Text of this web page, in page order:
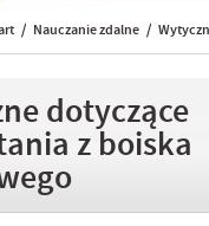
/ Nauczanie zdalne /
dotyczące
z boiska